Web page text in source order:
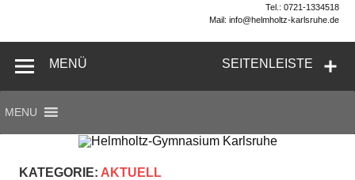
Tel.: 0721-1334518
Mail: info@helmholtz-karlsruhe.de
SEITENLEISTE
MENÜ
MENU
KATEGORIE: AKTUELL